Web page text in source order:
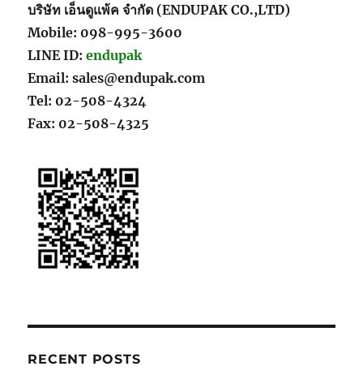
ต้อง
บริษัท เอ็นดูแพ้ค จำกัด (ENDUPAK CO.,LTD)
Mobile: 098-995-3600
LINE ID:endupak
Email: sales@endupak.com
Tel: 02-508-4324
Fax: 02-508-4325
RECENT POSTS